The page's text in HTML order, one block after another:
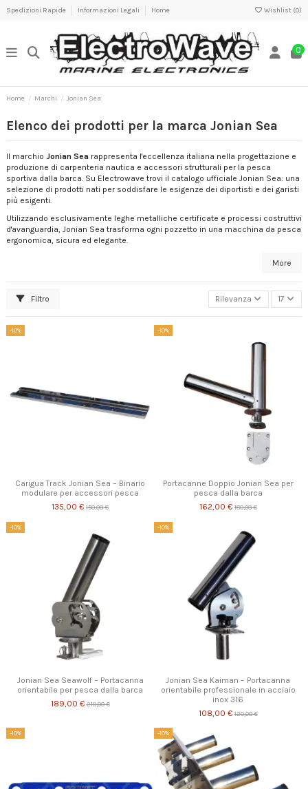
Spedizioni Rapide Informazioni Legali Home Wishlist (0)
0
Home Marchi Jonian Sea
Elenco dei prodotti per la marca Jonian Sea
Il marchio Jonian Sea rappresenta l'eccellenza italiana nella progettazione e
produzione di carpenteria nautica e accessori strutturali per la pesca
sportiva dalla barca. Su Electrowave trovi il catalogo ufficiale Jonian Sea: una
selezione di prodotti nati per soddisfare le esigenze dei diportisti e dei garisti
più esigenti.
Utilizzando esclusivamente leghe metalliche certificate e processi costruttivi
d'avanguardia, Jonian Sea trasforma ogni pozzetto in una macchina da pesca
ergonomica, sicura ed elegante.
More
Filtro Rilevanza 17
-10%
Carigua Track Jonian Sea – Binario
modulare per accessori pesca
135,00 € 150,00 €
-10%
Portacanne Doppio Jonian Sea per
pesca dalla barca
162,00 €180,00 €
-10%
Jonian Sea Seawolf – Portacanna
orientabile per pesca dalla barca
189,00 €210,00 €
-10%
Jonian Sea Kaiman – Portacanna
orientabile professionale in acciaio
inox 316
108,00 €120,00 €
-10% -10%